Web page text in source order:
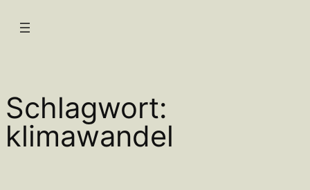
Inhalt
Schlagwort:
klimawandel